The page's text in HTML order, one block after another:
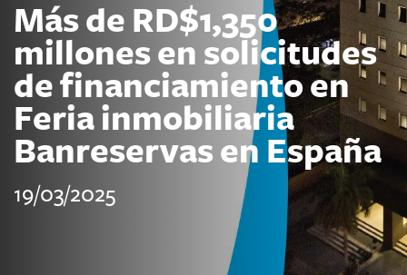
Más de RD$1,350
millones en solicitudes
de financiamiento en
Feria inmobiliaria
Banreservas en España
19/03/2025